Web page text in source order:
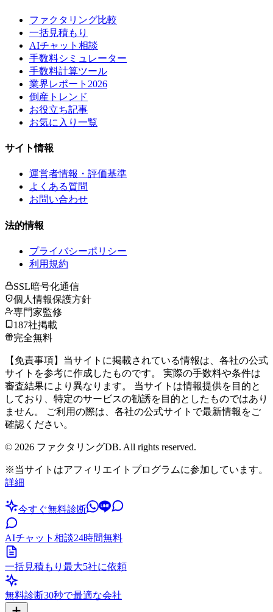
ファクタリング比較
一括見積もり
AIチャット相談
手数料シミュレーター
手数料計算ツール
業界レポート2026
倒産トレンド
お役立ち記事
お気に入り一覧
サイト情報
運営者情報・評価基準
よくある質問
お問い合わせ
法的情報
プライバシーポリシー
利用規約
SSL暗号化通信
個人情報保護方針
専門家監修
187社掲載
完全無料
【免責事項】当サイトに掲載されている情報は、各社の公式
サイトを参考に作成したものです。 実際の手数料や条件は
審査結果により異なります。 当サイトは情報提供を目的と
しており、特定のサービスの勧誘を目的としたものではあり
ません。 ご利用の際は、各社の公式サイトで最新情報をご
確認ください。
© 2026 ファクタリングDB. All rights reserved.
※当サイトはアフィリエイトプログラムに参加しています。
詳細
今すぐ無料診断
AIチャット相談24時間無料
一括見積もり 最大5社に依頼
無料診断30秒で最適な会社